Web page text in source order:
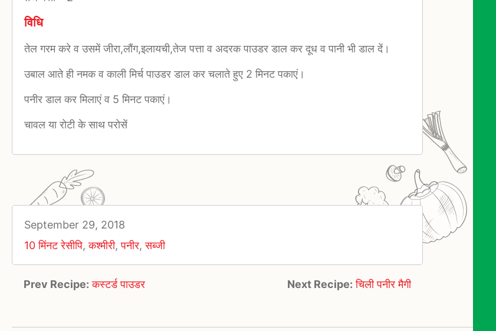
विधि
तेल गरम करे व उसमें जीरा,लौंग,इलायची,तेज पत्ता व अदरक पाउडर डाल कर दूध व पानी भी डाल दें।
उबाल आते ही नमक व काली मिर्च पाउडर डाल कर चलाते हुए 2 मिनट पकाएं।
पनीर डाल कर मिलाएं व 5 मिनट पकाएं।
चावल या रोटी के साथ परोसें
September 29, 2018
10 मिंनट रेसीपि,कश्मीरी,पनीर,सब्जी
Prev Recipe: कस्टर्ड पाउडर Next Recipe: चिली पनीर मैगी